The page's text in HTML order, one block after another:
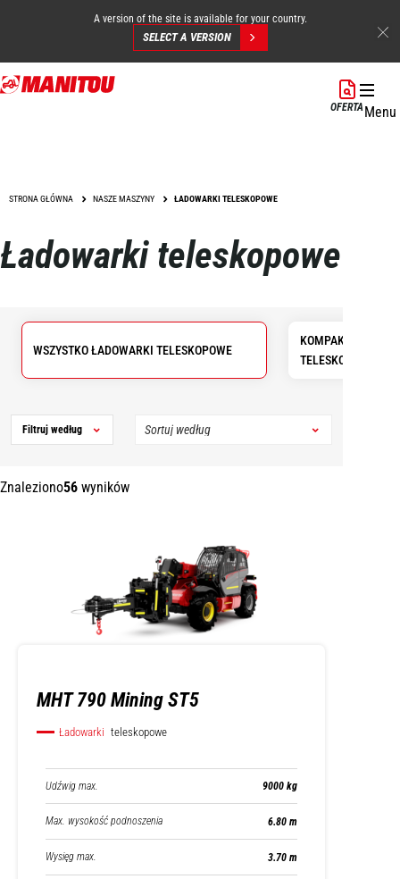
Przejdź
do
A version of the site is available for your country.
SELECT A VERSION
OFERTAMenu
STRONA GŁÓWNA NASZE MASZYNY ŁADOWARKI TELESKOPOWE
Ładowarki teleskopowe
WSZYSTKO ŁADOWARKI TELESKOPOWE
KOMPAKTOWE
TELESKOPOWE
Znaleziono56 wyników
Filtruj według
MHT 790 Mining ST5
Ładowarki teleskopowe
Udźwig max. 9000 kg
Max. wysokość podnoszenia 6.80 m
Wysięg max. 3.70 m